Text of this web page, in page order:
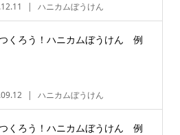
ハニカムぼうけん
くろう！ハニカムぼうけん 例
ハニカムぼうけん
くろう！ハニカムぼうけん 例